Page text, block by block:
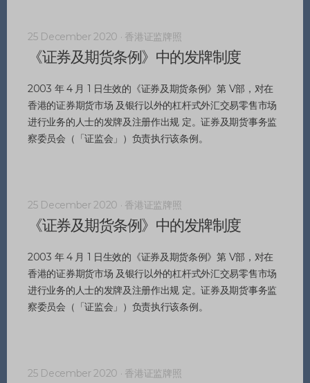
25 December 2020 · 香港证监牌照
《证券及期货条例》中的发牌制度
2003 年 4 月 1 日生效的《证券及期货条例》第 V部，对在
香港的证券期货市场 及银行以外的杠杆式外汇交易零售市场
进行业务的人士的发牌及注册作出规 定。证券及期货事务监
察委员会（「证监会」）负责执行该条例。
25 December 2020 · 香港证监牌照
《证券及期货条例》中的发牌制度
2003 年 4 月 1 日生效的《证券及期货条例》第 V部，对在
香港的证券期货市场 及银行以外的杠杆式外汇交易零售市场
进行业务的人士的发牌及注册作出规 定。证券及期货事务监
察委员会（「证监会」）负责执行该条例。
25 December 2020 · 香港证监牌照